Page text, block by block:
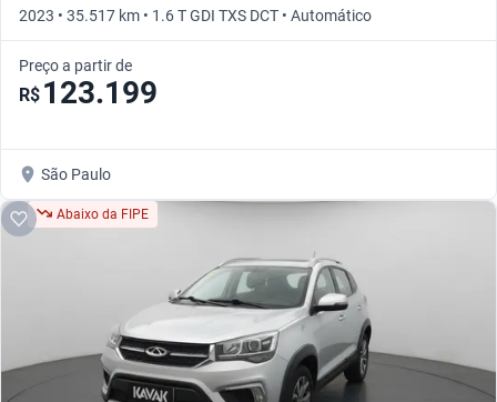
2023 • 35.517 km • 1.6 T GDI TXS DCT • Automático
Preço a partir de
R$ 123.199
São Paulo
Abaixo da FIPE